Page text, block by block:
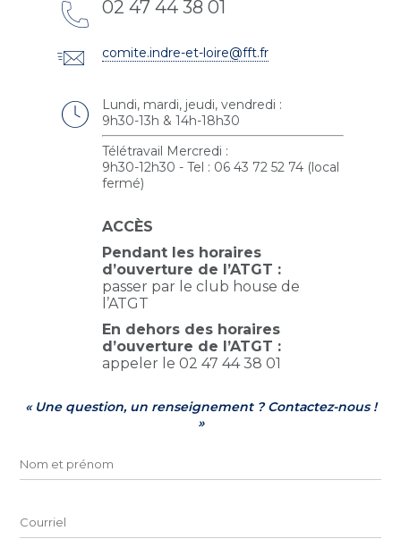
02 47 44 38 01
comite.indre-et-loire@fft.fr
Lundi, mardi, jeudi, vendredi :
9h30-13h & 14h-18h30
Télétravail Mercredi :
9h30-12h30 - Tel : 06 43 72 52 74 (local
fermé)
ACCÈS
Pendant les horaires
d’ouverture de l’ATGT :
passer par le club house de
l’ATGT
En dehors des horaires
d’ouverture de l’ATGT :
appeler le 02 47 44 38 01
« Une question, un renseignement ? Contactez-nous !
»